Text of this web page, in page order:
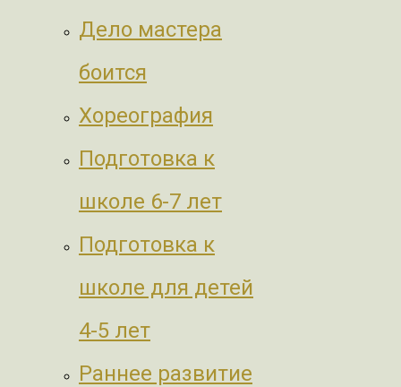
Дело мастера
боится
Хореография
Подготовка к
школе 6-7 лет
Подготовка к
школе для детей
4-5 лет
Раннее развитие